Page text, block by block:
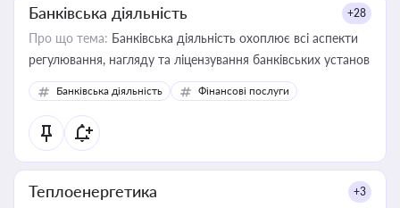
Банківська діяльність +28
Про що тема: Банківська діяльність охоплює всі аспекти
регулювання, нагляду та ліцензування банківських установ
Банківська діяльність Фінансові послуги
Теплоенергетика +3